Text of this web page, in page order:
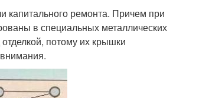
капитального ремонта. Причем при
в специальных металлических
потому их крышки